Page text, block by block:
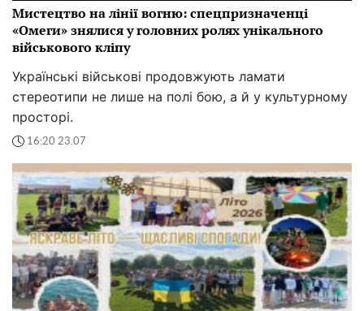
Мистецтво на лінії вогню: спецпризначенці
«Омеги» знялися у головних ролях унікального
військового кліпу
Українські військові продовжують ламати
стереотипи не лише на полі бою, а й у культурному
просторі.
16:20 23.07